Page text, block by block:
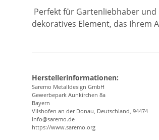
Perfekt für Gartenliebhaber und
dekoratives Element, das Ihrem
Herstellerinformationen:
Saremo Metalldesign GmbH
Gewerbepark Aunkirchen 8a
Bayern
Vilshofen an der Donau, Deutschland, 94474
info@saremo.de
https://www.saremo.org